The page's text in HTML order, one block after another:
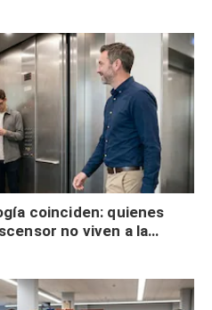
desinterés
coinciden: quienes
no viven a la
social